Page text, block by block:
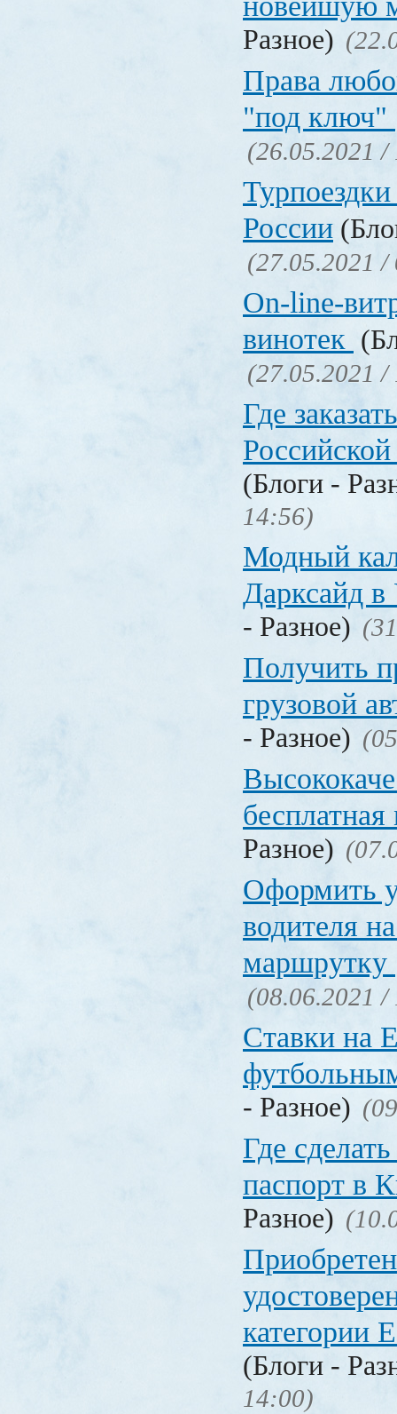
Разное)
Права
"под ключ"
(26.05.2021 /
России
(27.05.2021 /
On-line-
винотек
(27.05.2021 /
Где
(Блоги -
14:56)
Модный
Дарксайд в
- Разное)
Получить
грузовой
- Разное)
Разное)
Оформить
водителя
маршрутку
(08.06.2021 /
Ставки на
- Разное)
Где
паспорт в
Разное)
категории
(Блоги -
14:00)